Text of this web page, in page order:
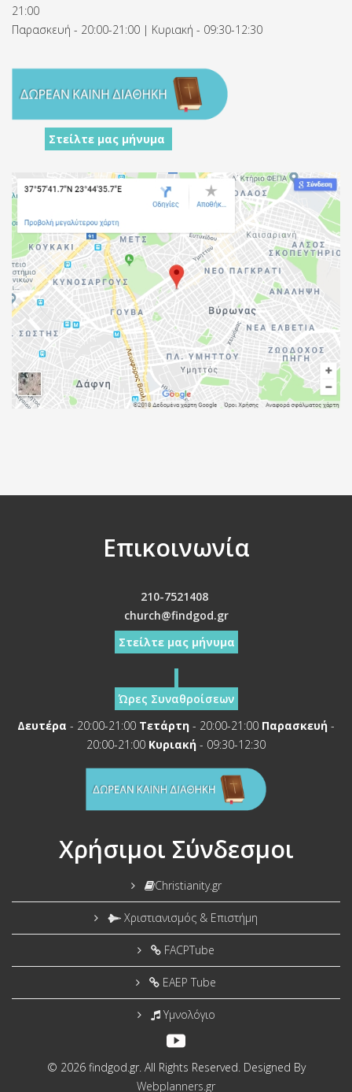
21:00
Παρασκευή - 20:00-21:00 | Κυριακή - 09:30-12:30
Στείλτε μας μήνυμα
Επικοινωνία
210-7521408
church@findgod.gr
Στείλτε μας μήνυμα
Ώρες Συναθροίσεων
Δευτέρα - 20:00-21:00 Τετάρτη - 20:00-21:00 Παρασκευή -
20:00-21:00 Κυριακή - 09:30-12:30
Χρήσιμοι Σύνδεσμοι
Christianity.gr
Χριστιανισμός & Επιστήμη
FACPTube
EAEP Tube
Υμνολόγιο
© 2026 findgod.gr. All Rights Reserved. Designed By
Webplanners.gr